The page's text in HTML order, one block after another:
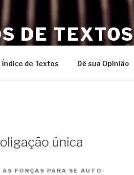
DE TEXTOS
Índice de Textos Dê sua Opinião
única
FORÇAS PARA SE AUTO-